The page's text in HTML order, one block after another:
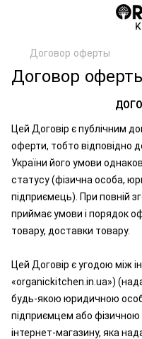
Договор оферты
Договор
Цей Договір є публічним
оферти, тобто відповідно
України його умови
статусу (фізична особа,
підприємець). При повній
приймає умови і порядок
товару, доставки товару.
Цей Договір є угодою між
«organickitchen.in.ua»)
будь-якою юридичною
підприємцем або
інтернет-магазину, яка